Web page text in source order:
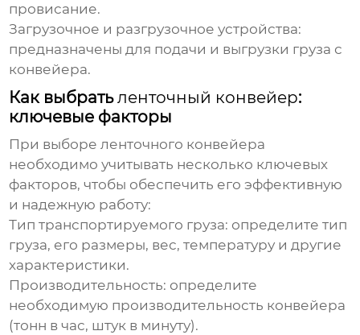
провисание.
Загрузочное и разгрузочное устройства:
предназначены для подачи и выгрузки груза с
конвейера.
Как выбратьленточный конвейер:
ключевые факторы
При выбореленточного конвейера
необходимо учитывать несколько ключевых
факторов, чтобы обеспечить его эффективную
и надежную работу:
Тип транспортируемого груза: определите тип
груза, его размеры, вес, температуру и другие
характеристики.
Производительность: определите
необходимую производительность конвейера
(тонн в час, штук в минуту).